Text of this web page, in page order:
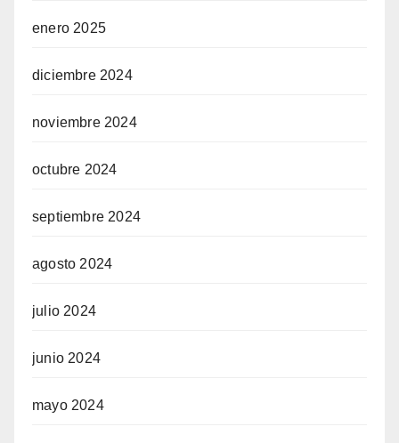
enero 2025
diciembre 2024
noviembre 2024
octubre 2024
septiembre 2024
agosto 2024
julio 2024
junio 2024
mayo 2024